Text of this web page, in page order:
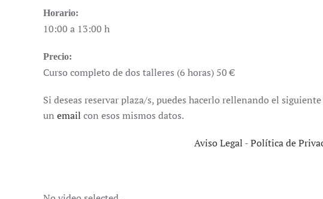
Horario:
10:00 a 13:00 h
Precio:
Curso completo de dos talleres (6 horas) 50 €
Si deseas reservar plaza/s, puedes hacerlo rellenando el
un email con esos mismos datos.
Aviso Legal -Política de